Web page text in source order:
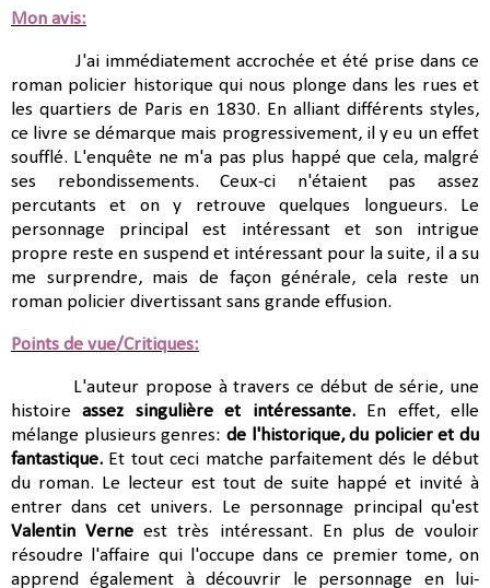
Mon avis:
J'ai immédiatement accrochée et été prise dans ce
roman policier historique qui nous plonge dans les rues et
les quartiers de Paris en 1830. En alliant différents styles,
ce livre se démarque mais progressivement, il y eu un effet
soufflé. L'enquête ne m'a pas plus happé que cela, malgré
ses rebondissements. Ceux-ci n'étaient pas assez
percutants et on y retrouve quelques longueurs. Le
personnage principal est intéressant et son intrigue
propre reste en suspend et intéressant pour la suite, il a su
me surprendre, mais de façon générale, cela reste un
roman policier divertissant sans grande effusion.
Points de vue/Critiques:
L'auteur propose à travers ce début de série, une
histoireassez singulière et intéressante.En effet, elle
mélange plusieurs genres: de l'historique, du policier et du
fantastique. Et tout ceci matche parfaitement dés le début
du roman. Le lecteur est tout de suite happé et invité à
entrer dans cet univers. Le personnage principal qu'est
Valentin Verne est très intéressant. En plus de vouloir
résoudre l'affaire qui l'occupe dans ce premier tome, on
apprend également à découvrir le personnage en lui-